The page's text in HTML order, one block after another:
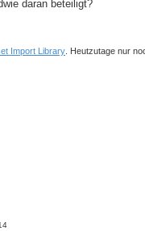
daran beteiligt?
Import Library . Heutzutage nur